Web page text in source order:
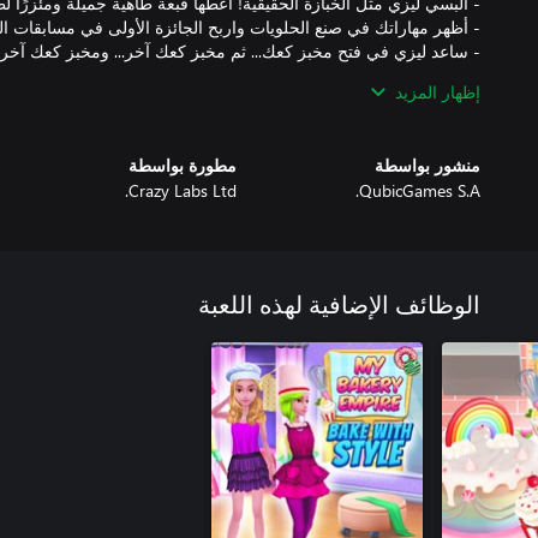
استمتع بفتح العديد من المخابز اللذيذة، والخبز مع ليزي، وتصبح محترفًا
لم يكن طهي وصفات الحلوى اللذيذة في مطبخ ليزي أسهل من أي
إظهار المزيد
منشور بواسطة
QubicGames S.A.
مطورة بواسطة
Crazy Labs Ltd.
الوظائف الإضافية لهذه اللعبة